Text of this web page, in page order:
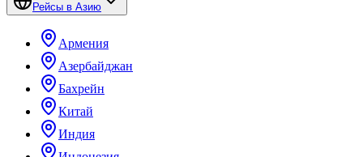
Рейсы в Азию
Армения
Азербайджан
Бахрейн
Китай
Индия